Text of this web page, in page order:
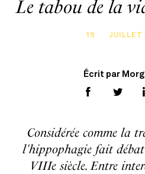
Le tabou de la
19 JUILLET
Écrit par
Considérée comme la
l'hippophagie fait débat
VIIIe siècle. Entre